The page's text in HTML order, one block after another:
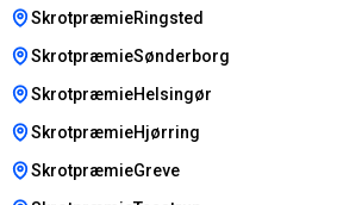
SkrotpræmieRingsted
SkrotpræmieSønderborg
SkrotpræmieHelsingør
SkrotpræmieHjørring
SkrotpræmieGreve